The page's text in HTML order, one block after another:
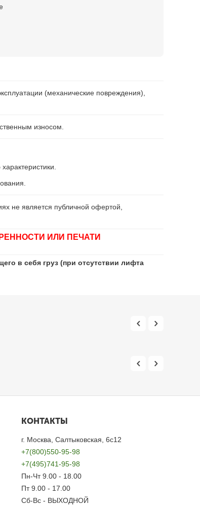
(механические повреждения),
износом.
не является публичной офертой,
ИЛИ ПЕЧАТИ
в себя груз (при отсутствии лифта
КОНТАКТЫ
г. Москва, Салтыковская, 6с12
+7(800)550-95-98
+7(495)741-95-98
Пн-Чт 9.00 - 18.00
Пт 9.00 - 17.00
Сб-Вс - ВЫХОДНОЙ